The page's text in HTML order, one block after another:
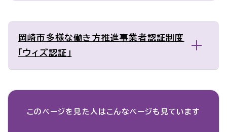
岡崎市多様な働き方推進事業者認証制度
「ウィズ認証」
このページを見た人は こんなページも見ています